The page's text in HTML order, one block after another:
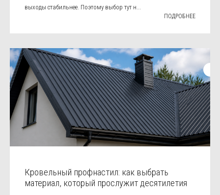
выходы стабильнее. Поэтому выбор тут н...
ПОДРОБНЕЕ
Кровельный профнастил: как выбрать
материал, который прослужит десятилетия